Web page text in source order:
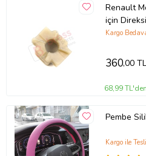
Renault
için
Plastiği
Kargo
360,00 TL
68,99
Pembe
Kargo ile